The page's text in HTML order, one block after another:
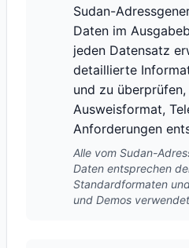
Sudan-
Daten im
jeden Datensatz
detaillierte
und zu
Ausweisformat,
Anforderungen
Alle vom Sudan-
Daten entsprechen
Standardformaten
und Demos